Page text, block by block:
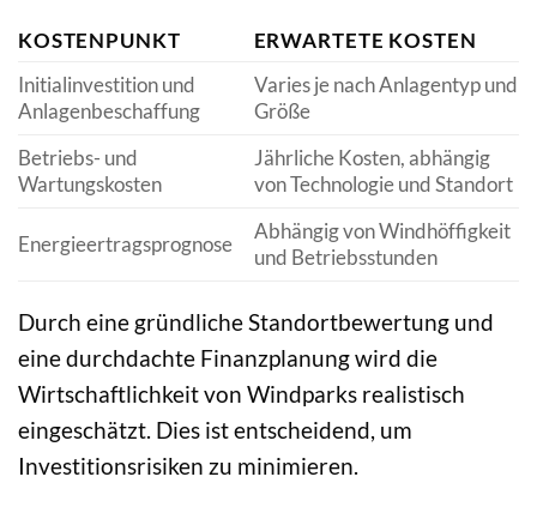
KOSTENPUNKT
ERWARTETE KOSTEN
Initialinvestition und
Anlagenbeschaffung
Varies je nach Anlagentyp und
Größe
Betriebs- und
Wartungskosten
Jährliche Kosten, abhängig
von Technologie und Standort
Energieertragsprognose
Abhängig von Windhöffigkeit
und Betriebsstunden
Durch eine gründliche Standortbewertung und
eine durchdachte Finanzplanung wird die
Wirtschaftlichkeit von Windparks realistisch
eingeschätzt. Dies ist entscheidend, um
Investitionsrisiken zu minimieren.